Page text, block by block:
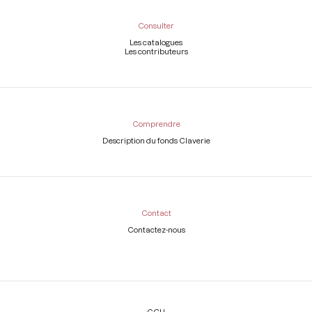
Consulter
Les catalogues
Les contributeurs
Comprendre
Description du fonds Claverie
Contact
Contactez-nous
Légal